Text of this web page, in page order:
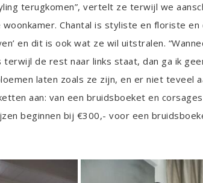
terugkomen”, vertelt ze terwijl we
Chantal is styliste en floriste
en dit is ook wat ze wil uitstralen.
terwijl de rest naar links staat, dan ga ik
laten zoals ze zijn, en er niet teveel
aan: van een bruidsboeket en
beginnen bij €300,- voor een